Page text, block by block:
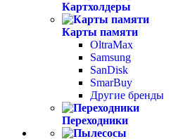
Картхолдеры
Карты памяти
OltraMax
Samsung
SanDisk
SmarBuy
Другие бренды
Переходники